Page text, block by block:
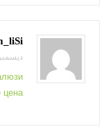
ديسمبر 5, 2025 الي 10:19 ص
цена